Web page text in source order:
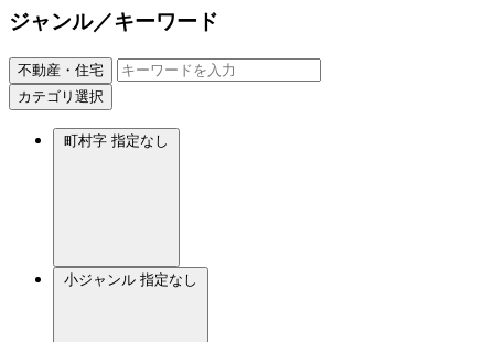
ジャンル／キーワード
不動産・住宅
カテゴリ選択
町村字 指定なし
小ジャンル 指定なし